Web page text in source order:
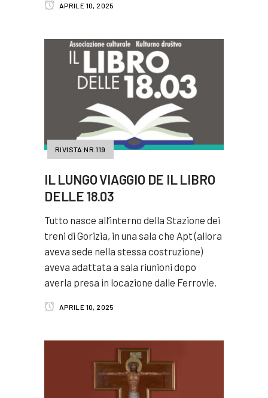
APRILE 10, 2025
RIVISTA NR.119
IL LUNGO VIAGGIO DE IL LIBRO
DELLE 18.03
Tutto nasce all’interno della Stazione dei
treni di Gorizia, in una sala che Apt (allora
aveva sede nella stessa costruzione)
aveva adattata a sala riunioni dopo
averla presa in locazione dalle Ferrovie.
APRILE 10, 2025